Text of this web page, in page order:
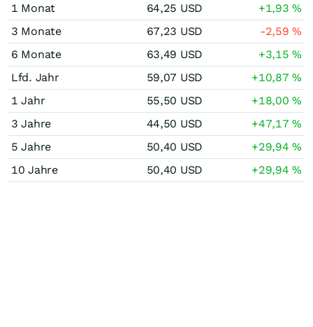
1 Monat
64,25 USD +1,93%
3 Monate
67,23 USD -2,59%
6 Monate
63,49 USD +3,15%
Lfd. Jahr
59,07 USD +10,87%
1 Jahr
55,50 USD +18,00%
3 Jahre
44,50 USD +47,17%
5 Jahre
50,40 USD +29,94%
10 Jahre
50,40 USD +29,94%